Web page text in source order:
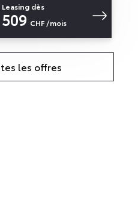
Leasing dès
509 CHF /mois
les offres